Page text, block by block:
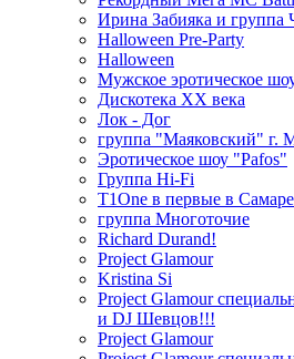
Ирина Забияка и группа
Halloween Pre-Party
Halloween
Мужское эротическое
Дискотека ХХ века
Лок - Дог
группа "Маяковский" г.
Эротическое шоу "Pafos"
Группа Hi-Fi
T1One в первые в
группа Многоточие
Richard Durand!
Project Glamour
Kristina Si
Project Glamour
и DJ Шевцов!!!
Project Glamour